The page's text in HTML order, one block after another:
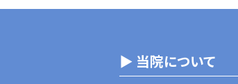
▶ 当院について